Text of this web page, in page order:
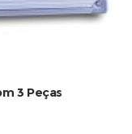
3 Peças